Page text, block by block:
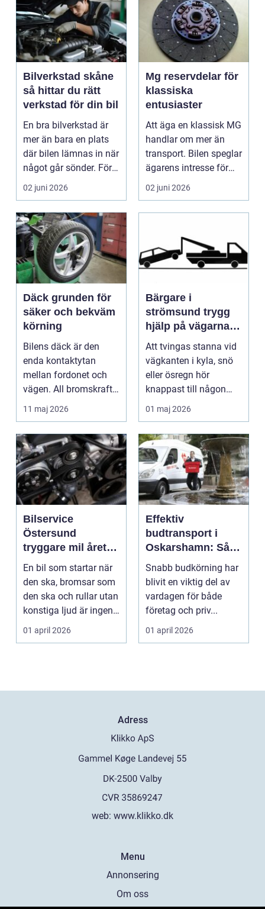
Bilverkstad skåne
så hittar du rätt
verkstad för din bil
En bra bilverkstad är
mer än bara en plats
där bilen lämnas in när
något går sönder. För
många biläg...
02 juni 2026
Mg reservdelar för
klassiska
entusiaster
Att äga en klassisk MG
handlar om mer än
transport. Bilen speglar
ägarens intresse för
teknik, histo...
02 juni 2026
Däck grunden för
säker och bekväm
körning
Bilens däck är den
enda kontaktytan
mellan fordonet och
vägen. All bromskraft,
styrning och accelera...
11 maj 2026
Bärgare i
strömsund trygg
hjälp på vägarna
året runt
Att tvingas stanna vid
vägkanten i kyla, snö
eller ösregn hör
knappast till någon
bilägares drömscen...
01 maj 2026
Bilservice
Östersund
tryggare mil året
runt
En bil som startar när
den ska, bromsar som
den ska och rullar utan
konstiga ljud är ingen
självklar...
01 april 2026
Effektiv
budtransport i
Oskarshamn: Så
väljer företag och
privatpersoner rätt
lösning
Snabb budkörning har
blivit en viktig del av
vardagen för både
företag och priv...
01 april 2026
Adress
web: www.klikko.dk
Menu
Annonsering
Om oss